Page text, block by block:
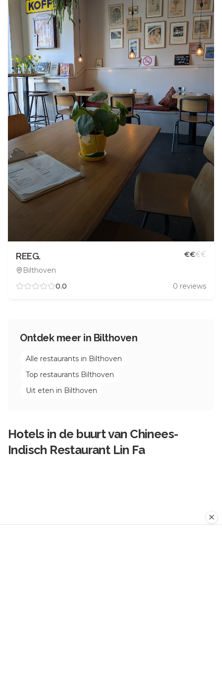
REEG.
Bilthoven
€€€€
0.0 0 reviews
Ontdek meer in Bilthoven
Alle restaurants in Bilthoven
Top restaurants Bilthoven
Uit eten in Bilthoven
Hotels in de buurt van Chinees-
Indisch Restaurant Lin Fa